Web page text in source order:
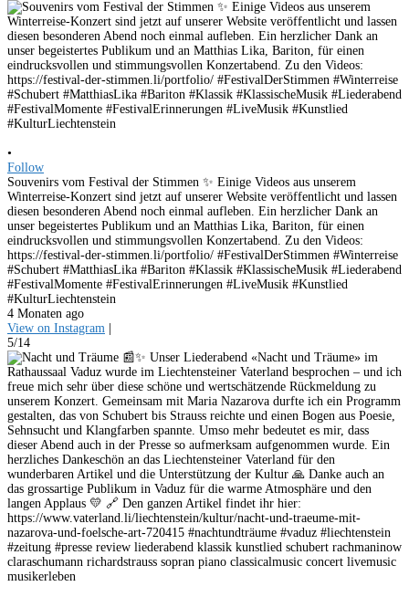
•
Follow
Souvenirs vom Festival der Stimmen ✨ Einige Videos aus unserem
Winterreise-Konzert sind jetzt auf unserer Website veröffentlicht und lassen
diesen besonderen Abend noch einmal aufleben. Ein herzlicher Dank an
unser begeistertes Publikum und an Matthias Lika, Bariton, für einen
eindrucksvollen und stimmungsvollen Konzertabend. Zu den Videos:
https://festival-der-stimmen.li/portfolio/ #FestivalDerStimmen #Winterreise
#Schubert #MatthiasLika #Bariton #Klassik #KlassischeMusik #Liederabend
#FestivalMomente #FestivalErinnerungen #LiveMusik #Kunstlied
#KulturLiechtenstein
4 Monaten ago
View on Instagram |
5/14